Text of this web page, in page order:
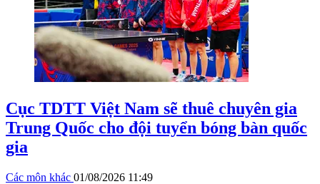
Cục TDTT Việt Nam sẽ thuê chuyên gia
Trung Quốc cho đội tuyển bóng bàn quốc
gia
Các môn khác 01/08/2026 11:49